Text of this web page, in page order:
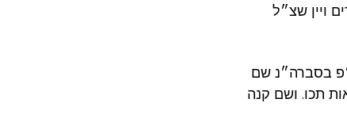
ויין שצ״ל
בסברה״נ שם
תכו. ושם קנה